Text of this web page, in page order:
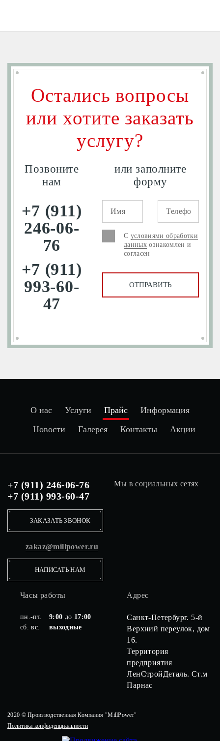
Остались вопросы
или хотите заказать
услугу?
Позвоните
нам
+7 (911)
246-06-
76
+7 (911)
993-60-
47
или заполните
форму
С условиями обработки
данныхознакомлен и
согласен
О нас Услуги Прайс
Информация
Новости
Галерея Контакты Акции
+7 (911) 246-06-76
+7 (911) 993-60-47
ЗАКАЗАТЬ ЗВОНОК
zakaz@millpower.ru
НАПИСАТЬ НАМ
Мы в социальных сетях
Часы работы
пн.-пт. 9:00 до 17:00
сб. вс.
выходные
Адрес
Санкт-Петербург. 5-й
Верхний переулок, дом
16.
Территория
предприятия
ЛенСтройДеталь. Ст.м
Парнас
2020 © Производственная Компания "MillPower"
Политика конфиденциальности